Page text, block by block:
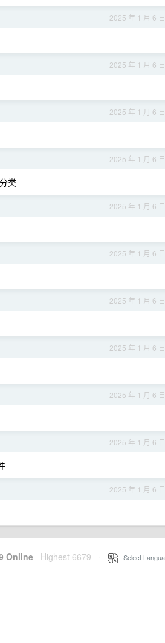
2025 年 1 月 6 日
2025 年 1 月 6 日
2025 年 1 月 6 日
2025 年 1 月 6 日
类
2025 年 1 月 6 日
2025 年 1 月 6 日
2025 年 1 月 6 日
2025 年 1 月 6 日
2025 年 1 月 6 日
2025 年 1 月 6 日
2025 年 1 月 6 日
Online Highest 6679 Select